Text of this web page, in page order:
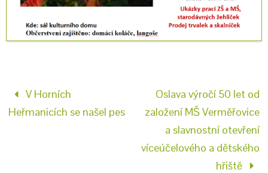
V Horních
Heřmanicích se našel pes
Oslava výročí 50 let od
založení MŠ Verměřovice
a slavnostní otevření
víceúčelového a dětského
hřiště